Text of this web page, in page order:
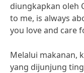
diungkapkan oleh
to me, is always
you love and care
Melalui makanan,
yang dijunjung